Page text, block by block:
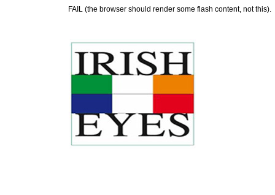
FAIL (the browser should render some flash content, not this).